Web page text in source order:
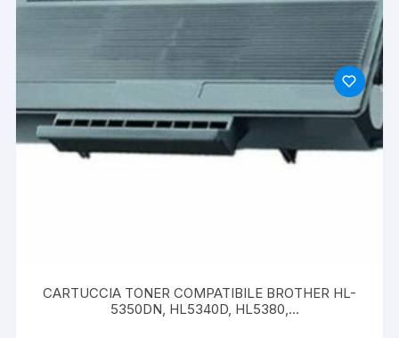
CARTUCCIA TONER COMPATIBILE BROTHER HL-
5350DN, HL5340D, HL5380,